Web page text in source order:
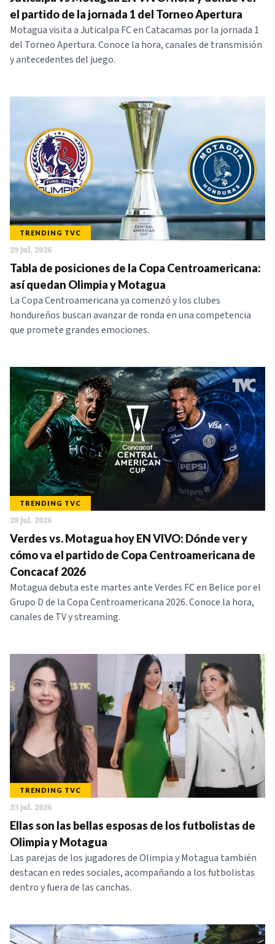
NOTICIAS
SERIES
el partido de la jornada 1 del Torneo Apertura
Motagua visita a Juticalpa FC en Catacamas por la jornada 1
del Torneo Apertura. Conoce la hora, canales de transmisión
y antecedentes del juego.
TRENDING TVC
29 jul. 2026
Tabla de posiciones de la Copa Centroamericana:
así quedan Olimpia y Motagua
La Copa Centroamericana ya comenzó y los clubes
hondureños buscan avanzar de ronda en una competencia
que promete grandes emociones.
TRENDING TVC
28 jul. 2026
Verdes vs. Motagua hoy EN VIVO: Dónde ver y
cómo va el partido de Copa Centroamericana de
Concacaf 2026
Motagua debuta este martes ante Verdes FC en Belice por el
Grupo D de la Copa Centroamericana 2026. Conoce la hora,
canales de TV y streaming.
TRENDING TVC
23 jul. 2026
Ellas son las bellas esposas de los futbolistas de
Olimpia y Motagua
Las parejas de los jugadores de Olimpia y Motagua también
destacan en redes sociales, acompañando a los futbolistas
dentro y fuera de las canchas.